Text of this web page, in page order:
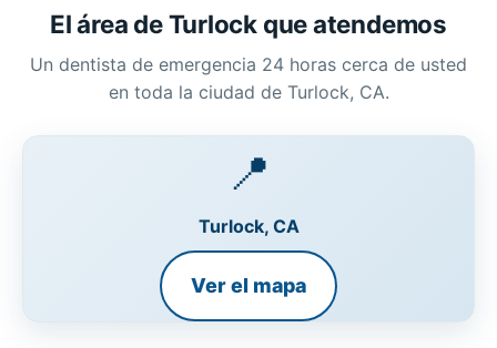
El área de Turlock que atendemos
Un dentista de emergencia 24 horas cerca de usted
en toda la ciudad de Turlock, CA.
📍
Turlock, CA
Ver el mapa